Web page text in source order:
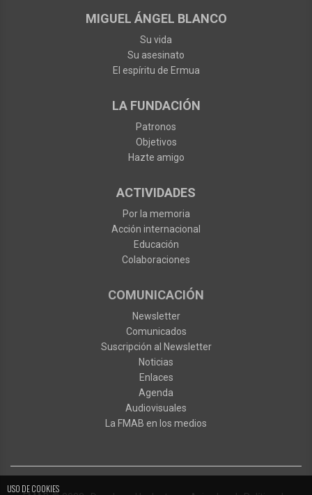
USO DE COOKIES
MIGUEL ÁNGEL BLANCO
Su vida
Su asesinato
El espíritu de Ermua
LA FUNDACIÓN
Patronos
Objetivos
Hazte amigo
ACTIVIDADES
Por la memoria
Acción internacional
Educación
Colaboraciones
COMUNICACIÓN
Newsletter
Comunicados
Suscripción al Newsletter
Noticias
Enlaces
Agenda
Audiovisuales
La FMAB en los medios